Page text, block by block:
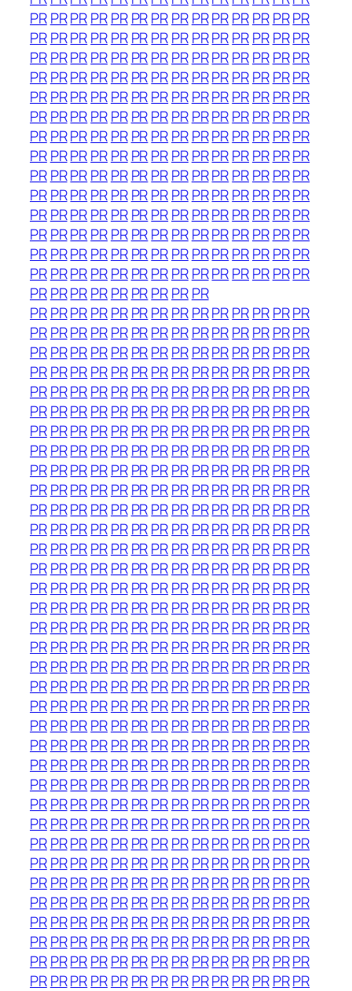
PRPRPRPRPR PRPRPRPRPRPRPR PRPR
PRPRPRPRPR PRPRPRPRPRPRPR PRPR
PRPRPRPRPR PRPRPRPRPRPRPR PRPR
PRPRPRPRPR PRPRPRPRPRPRPR PRPR
PRPRPRPRPR PRPRPRPRPRPRPR PRPR
PRPRPRPRPR PRPRPRPRPRPRPR PRPR
PRPRPRPRPR PRPRPRPRPRPRPR PRPR
PRPRPRPRPR PRPRPRPRPRPRPR PRPR
PRPRPRPRPR PRPRPRPRPRPRPR PRPR
PRPRPRPRPR PRPRPRPRPRPRPR PRPR
PRPRPRPRPR PRPRPRPRPRPRPR PRPR
PRPRPRPRPR PRPRPRPRPRPRPR PRPR
PRPRPRPRPR PRPRPRPRPRPRPR PRPR
PRPRPRPRPR PRPRPRPRPRPRPR PRPR
PRPRPRPRPR PRPRPRPR
PRPRPRPRPR PRPRPRPRPRPRPR PRPR
PRPRPRPRPR PRPRPRPRPRPRPR PRPR
PRPRPRPRPR PRPRPRPRPRPRPR PRPR
PRPRPRPRPR PRPRPRPRPRPRPR PRPR
PRPRPRPRPR PRPRPRPRPRPRPR PRPR
PRPRPRPRPR PRPRPRPRPRPRPR PRPR
PRPRPRPRPR PRPRPRPRPRPRPR PRPR
PRPRPRPRPR PRPRPRPRPRPRPR PRPR
PRPRPRPRPR PRPRPRPRPRPRPR PRPR
PRPRPRPRPR PRPRPRPRPRPRPR PRPR
PRPRPRPRPR PRPRPRPRPRPRPR PRPR
PRPRPRPRPR PRPRPRPRPRPRPR PRPR
PRPRPRPRPR PRPRPRPRPRPRPR PRPR
PRPRPRPRPR PRPRPRPRPRPRPR PRPR
PRPRPRPRPR PRPRPRPRPRPRPR PRPR
PRPRPRPRPR PRPRPRPRPRPRPR PRPR
PRPRPRPRPR PRPRPRPRPRPRPR PRPR
PRPRPRPRPR PRPRPRPRPRPRPR PRPR
PRPRPRPRPR PRPRPRPRPRPRPR PRPR
PRPRPRPRPR PRPRPRPRPRPRPR PRPR
PRPRPRPRPR PRPRPRPRPRPRPR PRPR
PRPRPRPRPR PRPRPRPRPRPRPR PRPR
PRPRPRPRPR PRPRPRPRPRPRPR PRPR
PRPRPRPRPR PRPRPRPRPRPRPR PRPR
PRPRPRPRPR PRPRPRPRPRPRPR PRPR
PRPRPRPRPR PRPRPRPRPRPRPR PRPR
PRPRPRPRPR PRPRPRPRPRPRPR PRPR
PRPRPRPRPR PRPRPRPRPRPRPR PRPR
PRPRPRPRPR PRPRPRPRPRPRPR PRPR
PRPRPRPRPR PRPRPRPRPRPRPR PRPR
PRPRPRPRPR PRPRPRPRPRPRPR PRPR
PRPRPRPRPR PRPRPRPRPRPRPR PRPR
PRPRPRPRPR PRPRPRPRPRPRPR PRPR
PRPRPRPRPR PRPRPRPRPRPRPR PRPR
PRPRPRPRPR PRPRPRPRPRPRPR PRPR